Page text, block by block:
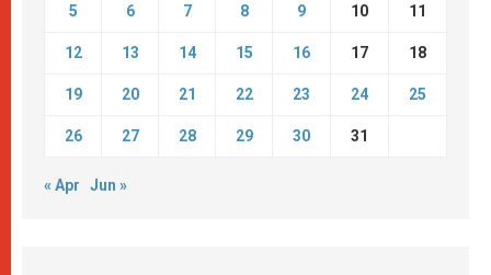
5 6 7 8 9 10 11
12 13 14 15 16 17 18
19 20 21 22 23 24 25
26 27 28 29 30 31
« Apr Jun »